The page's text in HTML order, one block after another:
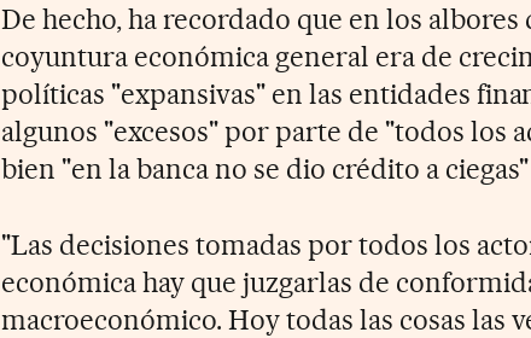
De hecho, ha recordado que en los albores
coyuntura económica general era de
políticas "expansivas" en las entidades
algunos "excesos" por parte de "todos los
bien "en la banca no se dio crédito a
"Las decisiones tomadas por todos los
económica hay que juzgarlas de
macroeconómico. Hoy todas las cosas las